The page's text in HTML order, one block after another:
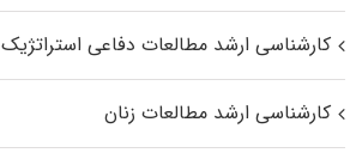
کارشناسی ارشد مطالعات دفاعی استراتژیک
کارشناسی ارشد مطالعات زنان